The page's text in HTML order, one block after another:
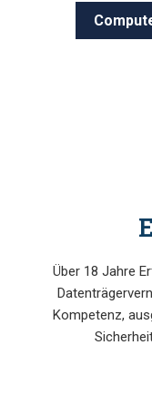
Über 18 Jahre
Kompetenz,